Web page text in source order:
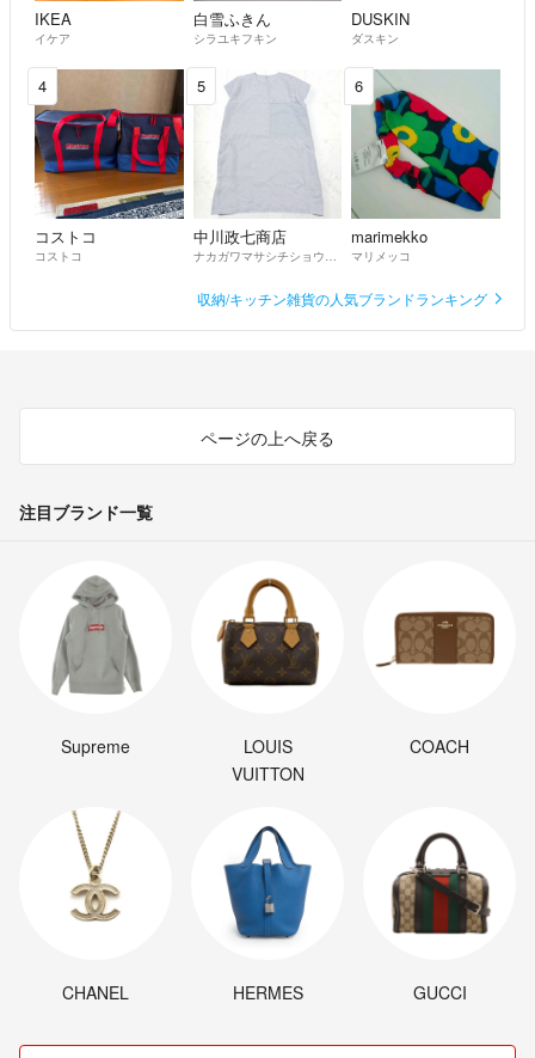
IKEA
イケア
白雪ふきん
シラユキフキン
DUSKIN
ダスキン
4
コストコ
コストコ
5
中川政七商店
6
marimekko
マリメッコ
収納/キッチン雑貨の人気ブランドランキング
ページの上へ戻る
注目ブランド一覧
Supreme
LOUIS
VUITTON
COACH
CHANEL HERMES GUCCI